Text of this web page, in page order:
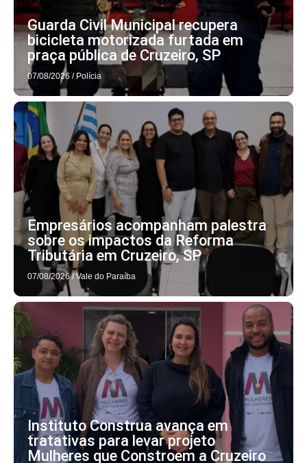
Guarda Civil Municipal recupera
bicicleta motorizada furtada em
praça pública de Cruzeiro, SP
07/08/2026 / Polícia
Empresários acompanham palestra
sobre os impactos da Reforma
Tributária em Cruzeiro, SP
07/08/2026 / Vale do Paraíba
Instituto Construa avança em
tratativas para levar projeto
Mulheres que Constroem a Cruzeiro